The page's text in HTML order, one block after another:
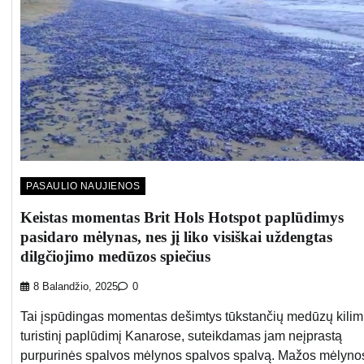
PASAULIO NAUJIENOS
Keistas momentas Brit Hols Hotspot paplūdimys
pasidaro mėlynas, nes jį liko visiškai uždengtas
dilgčiojimo medūzos spiečius
8 Balandžio, 2025 0
Tai įspūdingas momentas dešimtys tūkstančių medūzų
turistinį paplūdimį Kanarose, suteikdamas jam neįprastą
purpurinės spalvos mėlynos spalvos spalvą. Mažos